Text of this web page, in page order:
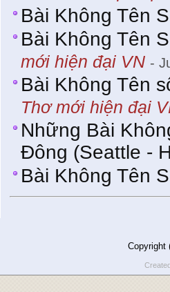
Bài Không Tên
Bài Không Tên
mới hiện đại VN -
Bài Không Tên
Thơ mới hiện đại
Những Bài
Đông (Seattle -
Bài Không Tên
Copyright